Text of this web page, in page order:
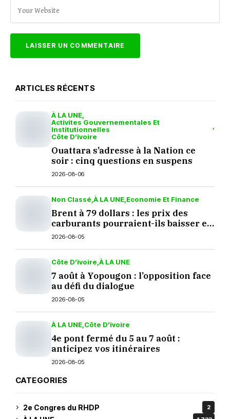
ARTICLES RÉCENTS
À LA UNE
Activites Gouvernementales Et
Institutionnelles
Côte D’ivoire
Ouattara s’adresse à la Nation ce
soir : cinq questions en suspens
2026-08-06
Non Classé À LA UNE Economie Et Finance
Brent à 79 dollars : les prix des
carburants pourraient-ils baisser en
septembre ?
2026-08-05
Côte D’ivoire À LA UNE
7 août à Yopougon : l’opposition face
au défi du dialogue
2026-08-05
À LA UNE Côte D’ivoire
4e pont fermé du 5 au 7 août :
anticipez vos itinéraires
2026-08-05
CATEGORIES
2e Congres du RHDP 2